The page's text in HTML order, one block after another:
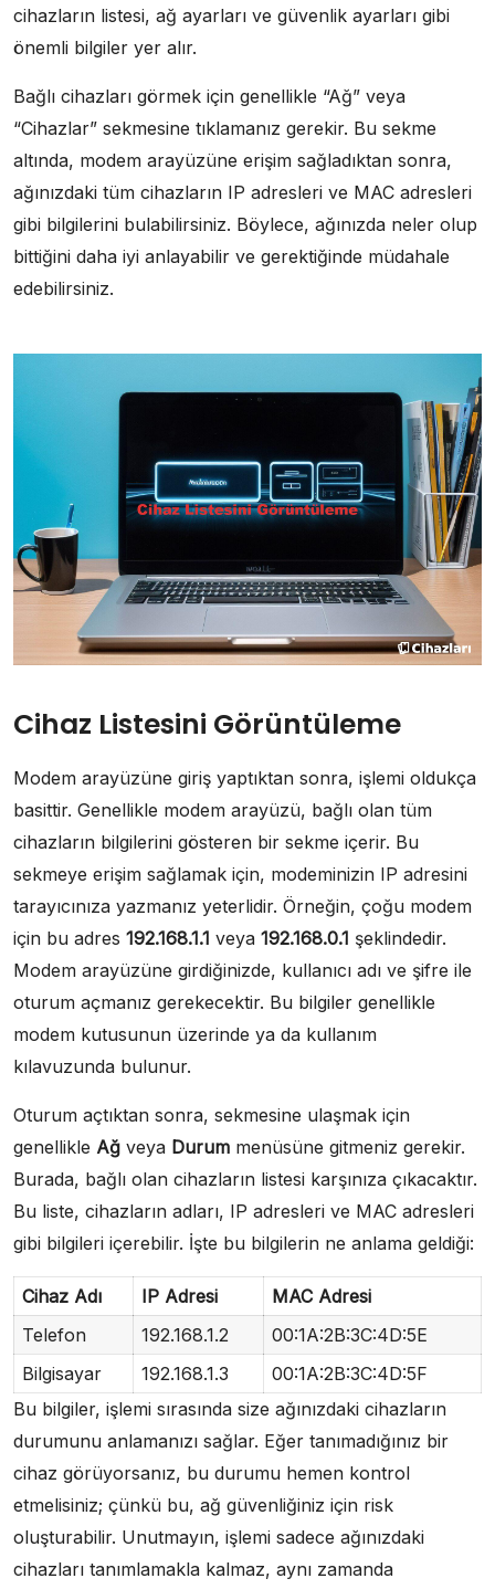
cihazların listesi, ağ ayarları ve güvenlik ayarları gibi
önemli bilgiler yer alır.
Bağlı cihazları görmek için genellikle “Ağ” veya
“Cihazlar” sekmesine tıklamanız gerekir. Bu sekme
altında, modem arayüzüne erişim sağladıktan sonra,
ağınızdaki tüm cihazların IP adresleri ve MAC adresleri
gibi bilgilerini bulabilirsiniz. Böylece, ağınızda neler olup
bittiğini daha iyi anlayabilir ve gerektiğinde müdahale
edebilirsiniz.
Cihaz Listesini Görüntüleme
Modem arayüzüne giriş yaptıktan sonra, işlemi oldukça
basittir. Genellikle modem arayüzü, bağlı olan tüm
cihazların bilgilerini gösteren bir sekme içerir. Bu
sekmeye erişim sağlamak için, modeminizin IP adresini
tarayıcınıza yazmanız yeterlidir. Örneğin, çoğu modem
için bu adres 192.168.1.1 veya 192.168.0.1 şeklindedir.
Modem arayüzüne girdiğinizde, kullanıcı adı ve şifre ile
oturum açmanız gerekecektir. Bu bilgiler genellikle
modem kutusunun üzerinde ya da kullanım
kılavuzunda bulunur.
Oturum açtıktan sonra, sekmesine ulaşmak için
genellikle Ağ veya Durum menüsüne gitmeniz gerekir.
Burada, bağlı olan cihazların listesi karşınıza çıkacaktır.
Bu liste, cihazların adları, IP adresleri ve MAC adresleri
gibi bilgileri içerebilir. İşte bu bilgilerin ne anlama geldiği:
Cihaz Adı IP Adresi
MAC Adresi
Telefon
192.168.1.2
00:1A:2B:3C:4D:5E
Bilgisayar
192.168.1.3
00:1A:2B:3C:4D:5F
Bu bilgiler, işlemi sırasında size ağınızdaki cihazların
durumunu anlamanızı sağlar. Eğer tanımadığınız bir
cihaz görüyorsanız, bu durumu hemen kontrol
etmelisiniz; çünkü bu, ağ güvenliğiniz için risk
oluşturabilir. Unutmayın, işlemi sadece ağınızdaki
cihazları tanımlamakla kalmaz, aynı zamanda